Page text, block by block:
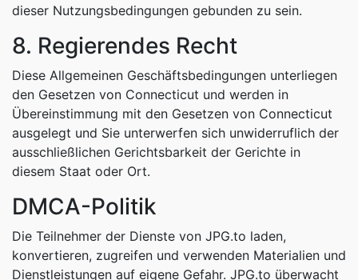
dieser Nutzungsbedingungen gebunden zu sein.
8. Regierendes Recht
Diese Allgemeinen Geschäftsbedingungen unterliegen
den Gesetzen von Connecticut und werden in
Übereinstimmung mit den Gesetzen von Connecticut
ausgelegt und Sie unterwerfen sich unwiderruflich der
ausschließlichen Gerichtsbarkeit der Gerichte in
diesem Staat oder Ort.
DMCA-Politik
Die Teilnehmer der Dienste von JPG.to laden,
konvertieren, zugreifen und verwenden Materialien und
Dienstleistungen auf eigene Gefahr. JPG.to überwacht